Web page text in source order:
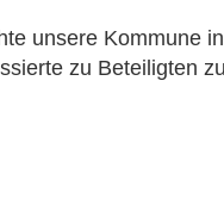
unsere Kommune
zu Beteiligten